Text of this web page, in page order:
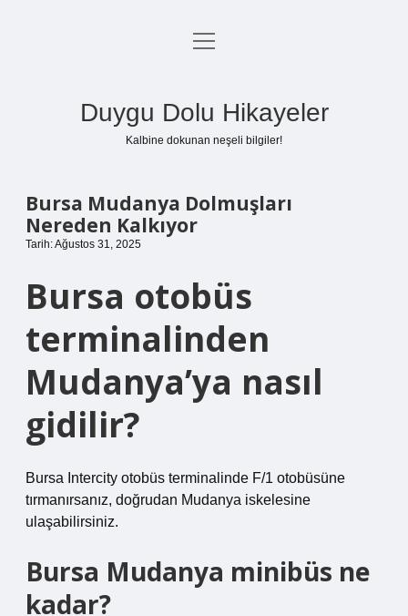
Anasayfa
menüyü
Duygu Dolu Hikayeler
Kalbine dokunan neşeli bilgiler!
Bursa Mudanya Dolmuşları
Nereden Kalkıyor
Tarih: Ağustos 31, 2025
Bursa otobüs
terminalinden
Mudanya’ya nasıl
gidilir?
Bursa Intercity otobüs terminalinde F/1 otobüsüne
tırmanırsanız, doğrudan Mudanya iskelesine
ulaşabilirsiniz.
Bursa Mudanya minibüs ne
kadar?